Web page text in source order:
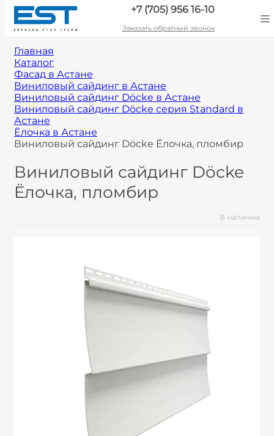
+7 (705) 956 16-10
Заказать обратный звонок
Главная
Каталог
Фасад в Астане
Виниловый сайдинг в Астане
Виниловый сайдинг Döcke в Астане
Виниловый сайдинг Döcke серия Standard в
Астане
Ёлочка в Астане
Виниловый сайдинг Döcke Ёлочка, пломбир
Виниловый сайдинг Döcke
Ёлочка, пломбир
В наличии